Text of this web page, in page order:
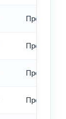
Превод -
Превод -
Превод -
Превод -